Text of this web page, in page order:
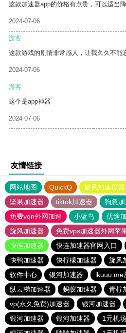
这款加速器app的价格有点贵，可以适当
2024-07-06
游客
这款游戏的剧情非常感人，让我久久不能
2024-07-06
游客
这个是app神器
2024-07-06
友情链接
网站地图 QuickQ 旋风加速度器
坚果加速器
tiktok加速器
狗急
免费vqn外网加速
小蓝鸟 优途
旋风加速器
免费vps加速器外网苹
快连加速器
快连加速器官网入口
快鸭加速器
快柠檬加速器 旋风
软件中心
银河加速器 ikuuu.me
纵云梯加速器
蚂蚁加速器
青柠
vp(永久免费)加速器
银河加速器
银河加速器
银河加速器 1元机场